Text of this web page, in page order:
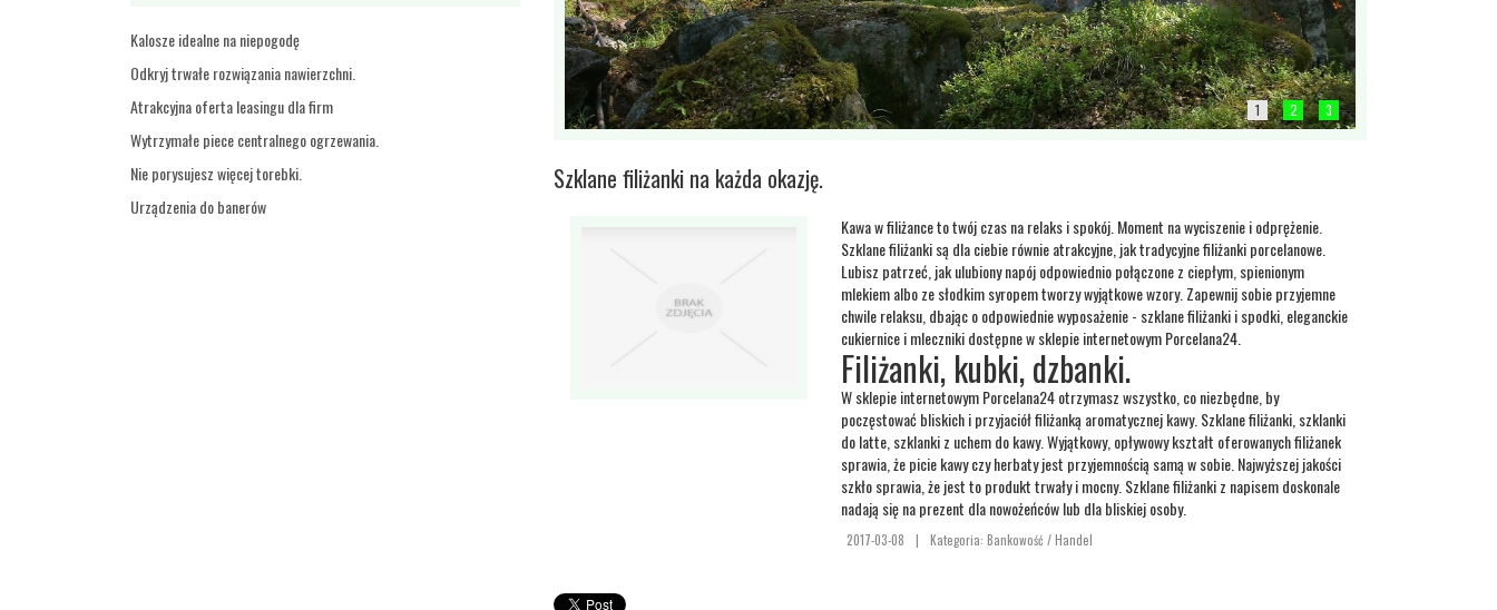
Kalosze idealne na niepogodę
Odkryj trwałe rozwiązania nawierzchni.
Atrakcyjna oferta leasingu dla firm
Wytrzymałe piece centralnego ogrzewania.
Nie porysujesz więcej torebki.
Urządzenia do banerów
1 2 3
Szklane filiżanki na każda okazję.
Kawa w filiżance to twój czas na relaks i spokój. Moment na wyciszenie i odprężenie.
Szklane filiżanki są dla ciebie równie atrakcyjne, jak tradycyjne filiżanki porcelanowe.
Lubisz patrzeć, jak ulubiony napój odpowiednio połączone z ciepłym, spienionym
mlekiem albo ze słodkim syropem tworzy wyjątkowe wzory. Zapewnij sobie przyjemne
chwile relaksu, dbając o odpowiednie wyposażenie - szklane filiżanki i spodki, eleganckie
cukiernice i mleczniki dostępne w sklepie internetowym Porcelana24.
Filiżanki, kubki, dzbanki.
W sklepie internetowym Porcelana24 otrzymasz wszystko, co niezbędne, by
poczęstować bliskich i przyjaciół filiżanką aromatycznej kawy. Szklane filiżanki, szklanki
do latte, szklanki z uchem do kawy. Wyjątkowy, opływowy kształt oferowanych filiżanek
sprawia, że picie kawy czy herbaty jest przyjemnością samą w sobie. Najwyższej jakości
szkło sprawia, że jest to produkt trwały i mocny. Szklane filiżanki z napisem doskonale
nadają się na prezent dla nowożeńców lub dla bliskiej osoby.
2017-03-08 | Kategoria: Bankowość / Handel